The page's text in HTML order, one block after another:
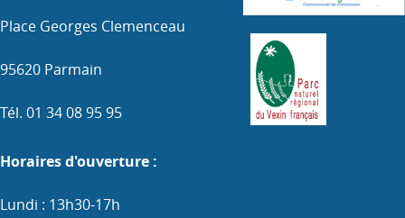
Place Georges Clemenceau
95620 Parmain
Tél. 01 34 08 95 95
Horaires d'ouverture :
Lundi : 13h30-17h